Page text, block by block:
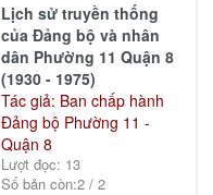
Lịch sử truyền thống
của Đảng bộ và nhân
dân Phường 11 Quận 8
(1930 - 1975)
Tác giả: Ban chấp hành
Đảng bộ Phường 11 -
Quận 8
Lượt đọc: 13
Số bản còn:2/2